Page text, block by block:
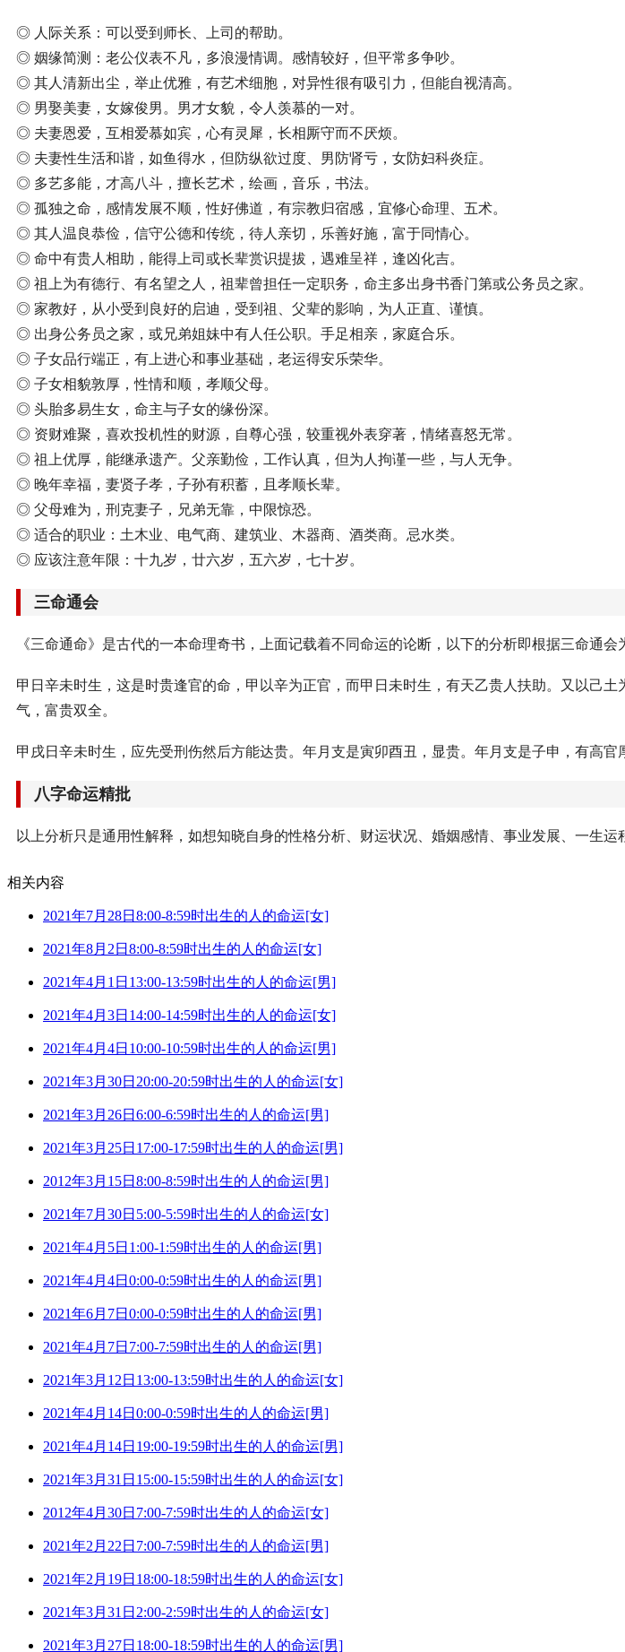
◎ 人际关系：可以受到师长、上司的帮助。
◎ 姻缘简测：老公仪表不凡，多浪漫情调。感情较好，但平常多争吵。
◎ 其人清新出尘，举止优雅，有艺术细胞，对异性很有吸引力，但能自视清高。
◎ 男娶美妻，女嫁俊男。男才女貌，令人羡慕的一对。
◎ 夫妻恩爱，互相爱慕如宾，心有灵犀，长相厮守而不厌烦。
◎ 夫妻性生活和谐，如鱼得水，但防纵欲过度、男防肾亏，女防妇科炎症。
◎ 多艺多能，才高八斗，擅长艺术，绘画，音乐，书法。
◎ 孤独之命，感情发展不顺，性好佛道，有宗教归宿感，宜修心命理、五术。
◎ 其人温良恭俭，信守公德和传统，待人亲切，乐善好施，富于同情心。
◎ 命中有贵人相助，能得上司或长辈赏识提拔，遇难呈祥，逢凶化吉。
◎ 祖上为有德行、有名望之人，祖辈曾担任一定职务，命主多出身书香门第或公务员之家。
◎ 家教好，从小受到良好的启迪，受到祖、父辈的影响，为人正直、谨慎。
◎ 出身公务员之家，或兄弟姐妹中有人任公职。手足相亲，家庭合乐。
◎ 子女品行端正，有上进心和事业基础，老运得安乐荣华。
◎ 子女相貌敦厚，性情和顺，孝顺父母。
◎ 头胎多易生女，命主与子女的缘份深。
◎ 资财难聚，喜欢投机性的财源，自尊心强，较重视外表穿著，情绪喜怒无常。
◎ 祖上优厚，能继承遗产。父亲勤俭，工作认真，但为人拘谨一些，与人无争。
◎ 晚年幸福，妻贤子孝，子孙有积蓄，且孝顺长辈。
◎ 父母难为，刑克妻子，兄弟无靠，中限惊恐。
◎ 适合的职业：土木业、电气商、建筑业、木器商、酒类商。忌水类。
◎ 应该注意年限：十九岁，廿六岁，五六岁，七十岁。
三命通会
《三命通命》是古代的一本命理奇书，上面记载着不同命运的论断，以下的分析即根据三命通会
甲日辛未时生，这是时贵逢官的命，甲以辛为正官，而甲日未时生，有天乙贵人扶助。又以己
气，富贵双全。
甲戌日辛未时生，应先受刑伤然后方能达贵。年月支是寅卯酉丑，显贵。年月支是子申，有高官
八字命运精批
以上分析只是通用性解释，如想知晓自身的性格分析、财运状况、婚姻感情、事业发展、一生
相关内容
2021年7月28日8:00-8:59时出生的人的命运[女]
2021年8月2日8:00-8:59时出生的人的命运[女]
2021年4月1日13:00-13:59时出生的人的命运[男]
2021年4月3日14:00-14:59时出生的人的命运[女]
2021年4月4日10:00-10:59时出生的人的命运[男]
2021年3月30日20:00-20:59时出生的人的命运[女]
2021年3月26日6:00-6:59时出生的人的命运[男]
2021年3月25日17:00-17:59时出生的人的命运[男]
2012年3月15日8:00-8:59时出生的人的命运[男]
2021年7月30日5:00-5:59时出生的人的命运[女]
2021年4月5日1:00-1:59时出生的人的命运[男]
2021年4月4日0:00-0:59时出生的人的命运[男]
2021年6月7日0:00-0:59时出生的人的命运[男]
2021年4月7日7:00-7:59时出生的人的命运[男]
2021年3月12日13:00-13:59时出生的人的命运[女]
2021年4月14日0:00-0:59时出生的人的命运[男]
2021年4月14日19:00-19:59时出生的人的命运[男]
2021年3月31日15:00-15:59时出生的人的命运[女]
2012年4月30日7:00-7:59时出生的人的命运[女]
2021年2月22日7:00-7:59时出生的人的命运[男]
2021年2月19日18:00-18:59时出生的人的命运[女]
2021年3月31日2:00-2:59时出生的人的命运[女]
2021年3月27日18:00-18:59时出生的人的命运[男]